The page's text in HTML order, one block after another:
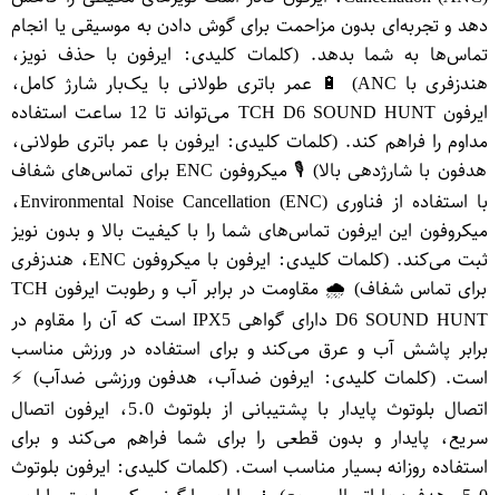
دهد و تجربه‌ای بدون مزاحمت برای گوش دادن به موسیقی یا انجام
تماس‌ها به شما بدهد. (کلمات کلیدی: ایرفون با حذف نویز،
هندزفری با ANC) 🔋 عمر باتری طولانی با یک‌بار شارژ کامل،
ایرفون TCH D6 SOUND HUNT می‌تواند تا 12 ساعت استفاده
مداوم را فراهم کند. (کلمات کلیدی: ایرفون با عمر باتری طولانی،
هدفون با شارژدهی بالا) 🎙️ میکروفون ENC برای تماس‌های شفاف
با استفاده از فناوری Environmental Noise Cancellation (ENC)،
میکروفون این ایرفون تماس‌های شما را با کیفیت بالا و بدون نویز
ثبت می‌کند. (کلمات کلیدی: ایرفون با میکروفون ENC، هندزفری
برای تماس شفاف) 🌧️ مقاومت در برابر آب و رطوبت ایرفون TCH
D6 SOUND HUNT دارای گواهی IPX5 است که آن را مقاوم در
برابر پاشش آب و عرق می‌کند و برای استفاده در ورزش مناسب
است. (کلمات کلیدی: ایرفون ضدآب، هدفون ورزشی ضدآب) ⚡
اتصال بلوتوث پایدار با پشتیبانی از بلوتوث 5.0، ایرفون اتصال
سریع، پایدار و بدون قطعی را برای شما فراهم می‌کند و برای
استفاده روزانه بسیار مناسب است. (کلمات کلیدی: ایرفون بلوتوث